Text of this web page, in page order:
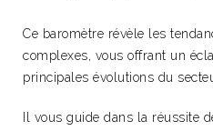
Ce baromètre révèle les
complexes, vous offrant un
principales évolutions du
Il vous guide dans la réussite